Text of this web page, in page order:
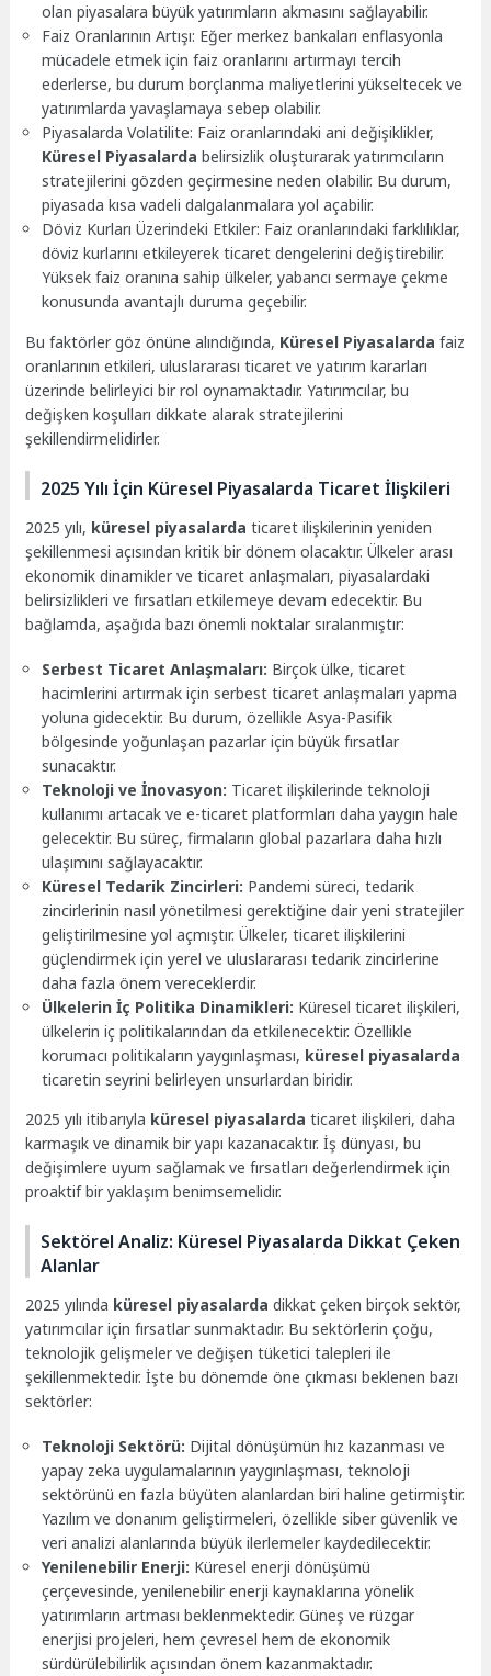
olan piyasalara büyük yatırımların akmasını sağlayabilir.
Faiz Oranlarının Artışı: Eğer merkez bankaları enflasyonla
mücadele etmek için faiz oranlarını artırmayı tercih
ederlerse, bu durum borçlanma maliyetlerini yükseltecek ve
yatırımlarda yavaşlamaya sebep olabilir.
Piyasalarda Volatilite: Faiz oranlarındaki ani değişiklikler,
Küresel Piyasalarda belirsizlik oluşturarak yatırımcıların
stratejilerini gözden geçirmesine neden olabilir. Bu durum,
piyasada kısa vadeli dalgalanmalara yol açabilir.
Döviz Kurları Üzerindeki Etkiler: Faiz oranlarındaki farklılıklar,
döviz kurlarını etkileyerek ticaret dengelerini değiştirebilir.
Yüksek faiz oranına sahip ülkeler, yabancı sermaye çekme
konusunda avantajlı duruma geçebilir.
Bu faktörler göz önüne alındığında, Küresel Piyasalarda faiz
oranlarının etkileri, uluslararası ticaret ve yatırım kararları
üzerinde belirleyici bir rol oynamaktadır. Yatırımcılar, bu
değişken koşulları dikkate alarak stratejilerini
şekillendirmelidirler.
2025 Yılı İçin Küresel Piyasalarda Ticaret İlişkileri
2025 yılı, küresel piyasalarda ticaret ilişkilerinin yeniden
şekillenmesi açısından kritik bir dönem olacaktır. Ülkeler arası
ekonomik dinamikler ve ticaret anlaşmaları, piyasalardaki
belirsizlikleri ve fırsatları etkilemeye devam edecektir. Bu
bağlamda, aşağıda bazı önemli noktalar sıralanmıştır:
Serbest Ticaret Anlaşmaları: Birçok ülke, ticaret
hacimlerini artırmak için serbest ticaret anlaşmaları yapma
yoluna gidecektir. Bu durum, özellikle Asya-Pasifik
bölgesinde yoğunlaşan pazarlar için büyük fırsatlar
sunacaktır.
Teknoloji ve İnovasyon: Ticaret ilişkilerinde teknoloji
kullanımı artacak ve e-ticaret platformları daha yaygın hale
gelecektir. Bu süreç, firmaların global pazarlara daha hızlı
ulaşımını sağlayacaktır.
Küresel Tedarik Zincirleri: Pandemi süreci, tedarik
zincirlerinin nasıl yönetilmesi gerektiğine dair yeni stratejiler
geliştirilmesine yol açmıştır. Ülkeler, ticaret ilişkilerini
güçlendirmek için yerel ve uluslararası tedarik zincirlerine
daha fazla önem vereceklerdir.
Ülkelerin İç Politika Dinamikleri: Küresel ticaret ilişkileri,
ülkelerin iç politikalarından da etkilenecektir. Özellikle
korumacı politikaların yaygınlaşması, küresel piyasalarda
ticaretin seyrini belirleyen unsurlardan biridir.
2025 yılı itibarıyla küresel piyasalarda ticaret ilişkileri, daha
karmaşık ve dinamik bir yapı kazanacaktır. İş dünyası, bu
değişimlere uyum sağlamak ve fırsatları değerlendirmek için
proaktif bir yaklaşım benimsemelidir.
Sektörel Analiz: Küresel Piyasalarda Dikkat Çeken
Alanlar
2025 yılında küresel piyasalarda dikkat çeken birçok sektör,
yatırımcılar için fırsatlar sunmaktadır. Bu sektörlerin çoğu,
teknolojik gelişmeler ve değişen tüketici talepleri ile
şekillenmektedir. İşte bu dönemde öne çıkması beklenen bazı
sektörler:
Teknoloji Sektörü: Dijital dönüşümün hız kazanması ve
yapay zeka uygulamalarının yaygınlaşması, teknoloji
sektörünü en fazla büyüten alanlardan biri haline getirmiştir.
Yazılım ve donanım geliştirmeleri, özellikle siber güvenlik ve
veri analizi alanlarında büyük ilerlemeler kaydedilecektir.
Yenilenebilir Enerji: Küresel enerji dönüşümü
çerçevesinde, yenilenebilir enerji kaynaklarına yönelik
yatırımların artması beklenmektedir. Güneş ve rüzgar
enerjisi projeleri, hem çevresel hem de ekonomik
sürdürülebilirlik açısından önem kazanmaktadır.